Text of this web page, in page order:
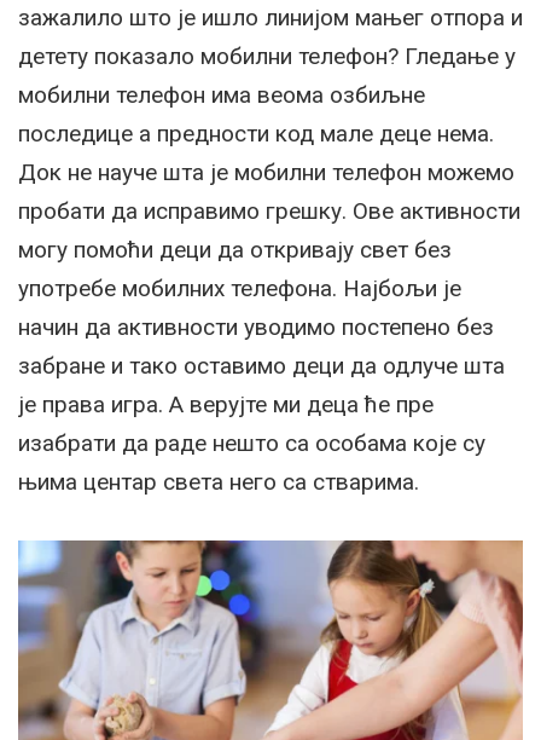
зажалило што је ишло линијом мањег отпора и
детету показало мобилни телефон? Гледање у
мобилни телефон има веома озбиљне
последице а предности код мале деце нема.
Док не науче шта је мобилни телефон можемо
пробати да исправимо грешку. Ове активности
могу помоћи деци да откривају свет без
употребе мобилних телефона. Најбољи је
начин да активности уводимо постепено без
забране и тако оставимо деци да одлуче шта
је права игра. А верујте ми деца ће пре
изабрати да раде нешто са особама које су
њима центар света него са стварима.